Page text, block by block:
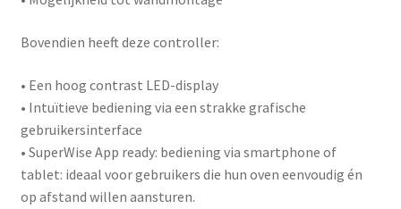
Bovendien heeft deze controller:
• Een hoog contrast LED-display
• Intuïtieve bediening via een strakke grafische
gebruikersinterface
• SuperWise App ready: bediening via smartphone of
tablet: ideaal voor gebruikers die hun oven eenvoudig én
op afstand willen aansturen.